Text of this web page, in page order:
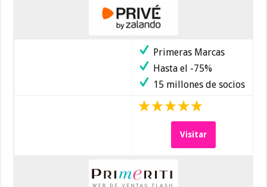
Primeras Marcas
Hasta el -75%
15 millones de socios
Visitar